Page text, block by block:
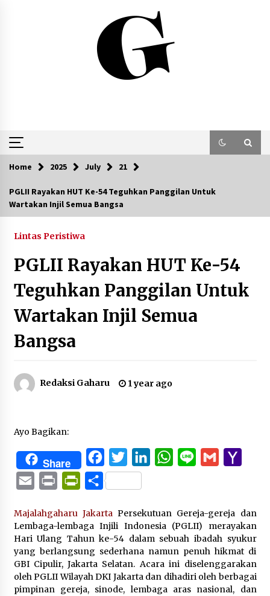
Home 2025 July 21
PGLII Rayakan HUT Ke-54 Teguhkan Panggilan Untuk
Wartakan Injil Semua Bangsa
Lintas Peristiwa
PGLII Rayakan HUT Ke-54
Teguhkan Panggilan Untuk
Wartakan Injil Semua
Bangsa
Redaksi Gaharu 1 year ago
Ayo Bagikan:
Share FacebookTwitterLinkedInWhatsApp
Line Gmail
Email Print PrintFriendly
Share
Majalahgaharu JakartaPersekutuan Gereja-gereja dan
Lembaga-lembaga Injili Indonesia (PGLII) merayakan
Hari Ulang Tahun ke-54 dalam sebuah ibadah syukur
yang berlangsung sederhana namun penuh hikmat di
GBI Cipulir, Jakarta Selatan. Acara ini diselenggarakan
oleh PGLII Wilayah DKI Jakarta dan dihadiri oleh berbagai
pimpinan gereja, sinode, lembaga aras nasional, dan